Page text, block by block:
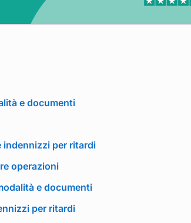
e documenti
indennizzi per ritardi
operazioni
e documenti
per ritardi